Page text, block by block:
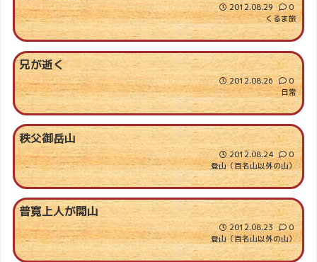
2012.08.29
0
くるま旅
兄が逝く
2012.08.26
0
日常
秩父御岳山
2012.08.24
0
登山（百名山以外の山）
普寛上人が開山
2012.08.23
0
登山（百名山以外の山）